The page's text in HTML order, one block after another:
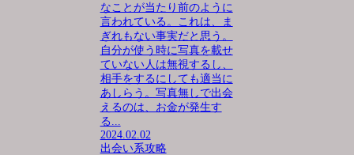
なことが当たり前のように
言われている。これは、ま
ぎれもない事実だと思う。
自分が使う時に写真を載せ
ていない人は無視するし、
相手をするにしても適当に
あしらう。写真無しで出会
えるのは、お金が発生す
る...
2024.02.02
出会い系攻略